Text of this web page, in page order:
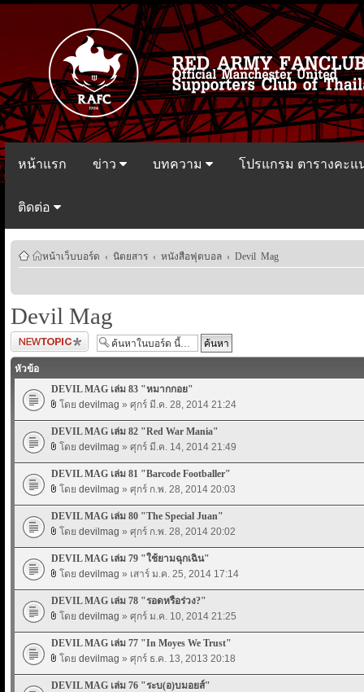
หน้าแรก ข่าว บทความ โปรแกรม ตารางคะ
ติดต่อ
หน้าเว็บบอร์ด ‹ นิตยสาร ‹ หนังสือฟุตบอล ‹ Devil Mag
Devil Mag
ตั้งกระทู้ใหม่
หัวข้อ
DEVIL MAG เล่ม 83 "หมากกอย"
โดย devilmag » ศุกร์ มี.ค. 28, 2014 21:24
DEVIL MAG เล่ม 82 "Red War Mania"
โดย devilmag » ศุกร์ มี.ค. 14, 2014 21:49
DEVIL MAG เล่ม 81 "Barcode Footballer"
โดย devilmag » ศุกร์ ก.พ. 28, 2014 20:03
DEVIL MAG เล่ม 80 "The Special Juan"
โดย devilmag » ศุกร์ ก.พ. 28, 2014 20:02
DEVIL MAG เล่ม 79 "ใช้ยามฉุกเฉิน"
โดย devilmag » เสาร์ ม.ค. 25, 2014 17:14
DEVIL MAG เล่ม 78 "รอดหรือร่วง?"
โดย devilmag » ศุกร์ ม.ค. 10, 2014 21:25
DEVIL MAG เล่ม 77 "In Moyes We Trust"
โดย devilmag » ศุกร์ ธ.ค. 13, 2013 20:18
DEVIL MAG เล่ม 76 "ระบ(อ)บมอยส์"